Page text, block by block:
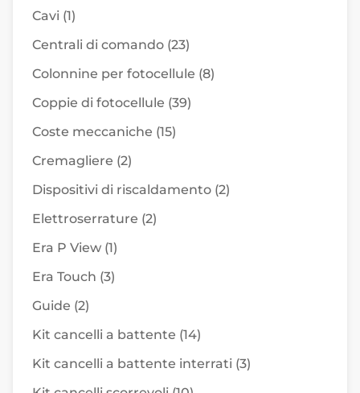
Cavi (1)
Centrali di comando (23)
Colonnine per fotocellule (8)
Coppie di fotocellule (39)
Coste meccaniche (15)
Cremagliere (2)
Dispositivi di riscaldamento (2)
Elettroserrature (2)
Era P View (1)
Era Touch (3)
Guide (2)
Kit cancelli a battente (14)
Kit cancelli a battente interrati (3)